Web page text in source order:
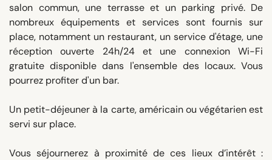
salon commun, une terrasse et un parking privé. De
nombreux équipements et services sont fournis sur
place, notamment un restaurant, un service d'étage, une
réception ouverte 24h/24 et une connexion Wi-Fi
gratuite disponible dans l'ensemble des locaux. Vous
pourrez profiter d'un bar.
Un petit-déjeuner à la carte, américain ou végétarien est
servi sur place.
Vous séjournerez à proximité de ces lieux d’intérêt :